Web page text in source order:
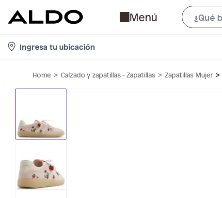
Menú
Ingresa tu ubicación
Home Calzado y zapatillas - Zapatillas Zapatillas Mujer